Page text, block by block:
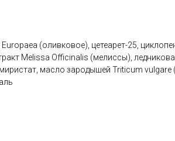
(оливковое), цетеарет-25,
Melissa Officinalis (мелиссы),
масло зародышей Triticum